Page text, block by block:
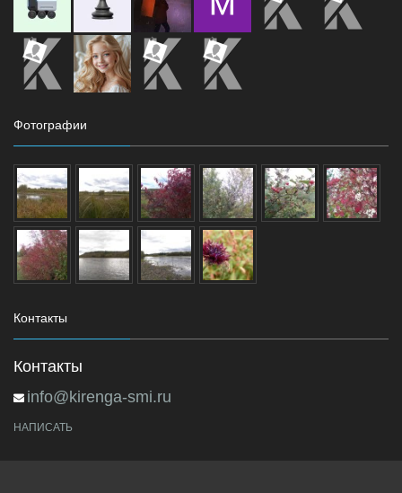
Фотографии
Контакты
Контакты
info@kirenga-smi.ru
НАПИСАТЬ